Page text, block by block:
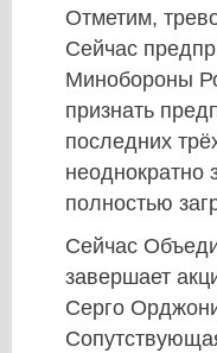
Отметим,
Сейчас
Минобороны
признать
последних
полностью
Сейчас
завершает
Серго